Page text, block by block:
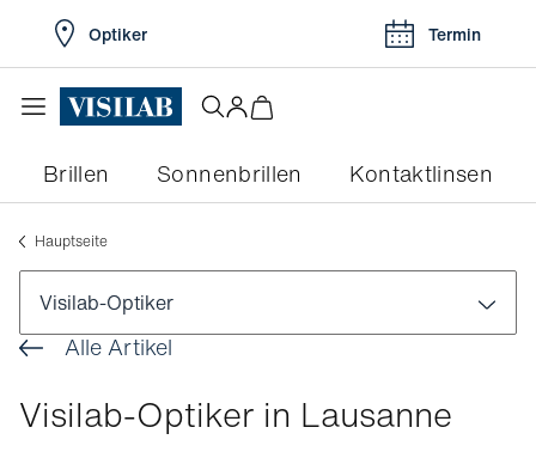
Optiker Termin
Brillen Sonnenbrillen Kontaktlinsen
Hauptseite
Visilab-Optiker
Visilab-Optiker in Genf
Visilab-Optiker in Zurich
Alle Artikel
Visilab-Optiker in Lausanne